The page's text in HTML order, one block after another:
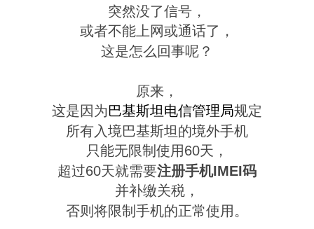
突然没了信号，
或者不能上网或通话了，
这是怎么回事呢？
原来，
这是因为巴基斯坦电信管理局规定
所有入境巴基斯坦的境外手机
只能无限制使用60天，
超过60天就需要注册手机IMEI码
并补缴关税，
否则将限制手机的正常使用。